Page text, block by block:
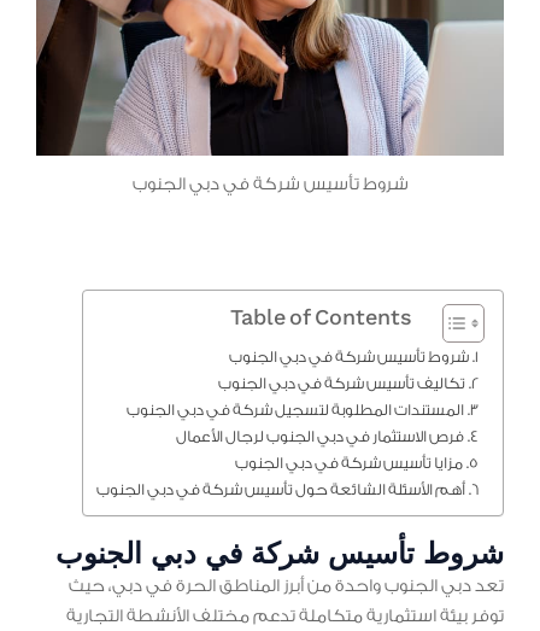
شروط تأسيس شركة في دبي الجنوب
Table of Contents
شروط تأسيس شركة في دبي الجنوب
تكاليف تأسيس شركة في دبي الجنوب
المستندات المطلوبة لتسجيل شركة في دبي الجنوب
فرص الاستثمار في دبي الجنوب لرجال الأعمال
مزايا تأسيس شركة في دبي الجنوب
أهم الأسئلة الشائعة حول تأسيس شركة في دبي الجنوب
شروط تأسيس شركة في دبي الجنوب
تعد دبي الجنوب واحدة من أبرز المناطق الحرة في دبي، حيث
توفر بيئة استثمارية متكاملة تدعم مختلف الأنشطة التجارية